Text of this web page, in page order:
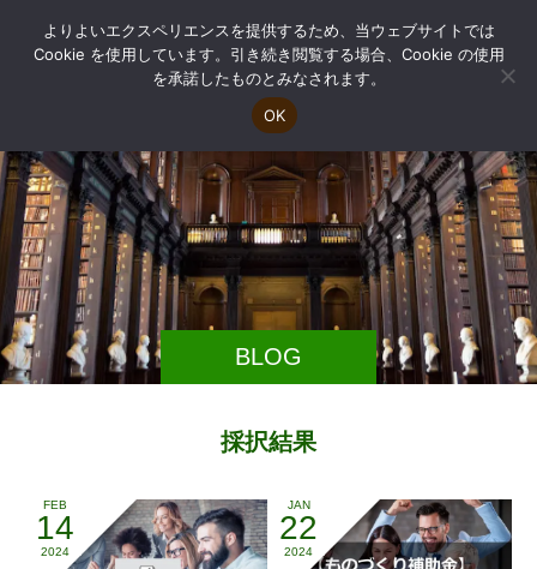
BLOG
採択結果
FEB
14
2024
JAN
22
2024
よりよいエクスペリエンスを提供するため、当ウェブサイトでは
Cookie を使用しています。引き続き閲覧する場合、Cookie の使用
を承諾したものとみなされます。
OK